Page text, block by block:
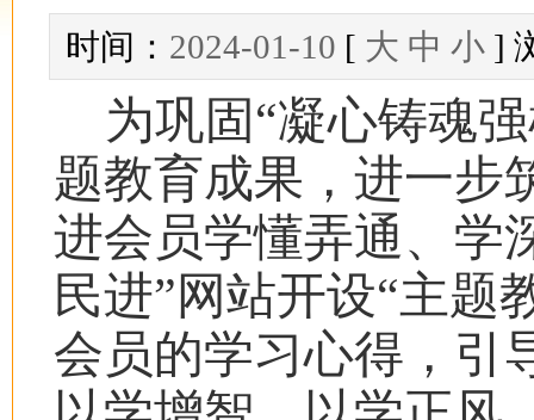
时间： 2024-01-10 [ 大 中 小 ]
为巩固“凝心铸魂
题教育成果，进一步
进会员学懂弄通、学
民进”网站开设“主题
会员的学习心得，引